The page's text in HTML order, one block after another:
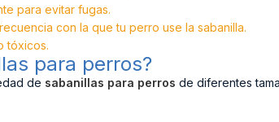
para evitar fugas.
con la que tu perro use la sabanilla.
tóxicos.
para perros?
de sabanillas para perros de diferentes